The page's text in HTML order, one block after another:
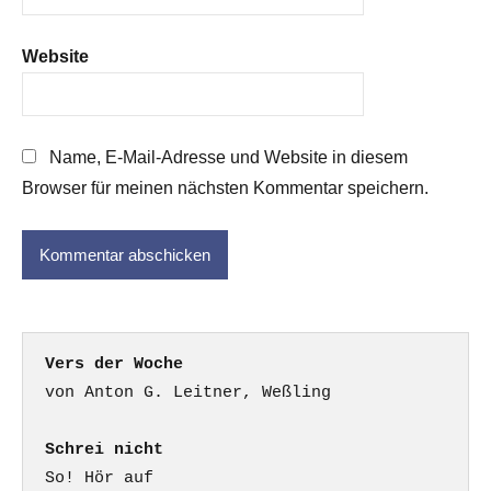
Website
Name, E-Mail-Adresse und Website in diesem
Browser für meinen nächsten Kommentar speichern.
Vers der Woche
Schrei nicht
So! Hör auf